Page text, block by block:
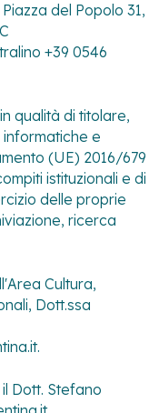
del Popolo 31,
+39 0546
qualità di titolare,
e
(UE) 2016/679
istituzionali e di
delle proprie
ricerca
Cultura,
Dott.ssa
Dott. Stefano